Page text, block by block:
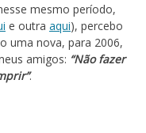
mesmo período,
e outra aqui), percebo
uma nova, para 2006,
amigos: “Não fazer
.